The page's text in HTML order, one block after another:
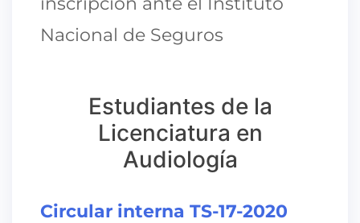
Nacional de Seguros
Estudiantes de la
Licenciatura en
Audiología
Circular interna TS-17-2020